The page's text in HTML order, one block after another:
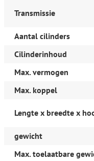
Centrale vergrendeling
Getint glas
Lichtmetalen velgen
Sportonderstel
Infotainment
Radiovoorbereiding
Interieur
Buitentemperatuurmeter
Hoofdsteunen achter
Transmissie
Aantal cilinders
Cilinderinhoud
Max. vermogen
Max. koppel
Lengte x breedte x
gewicht
Max. toelaatbare